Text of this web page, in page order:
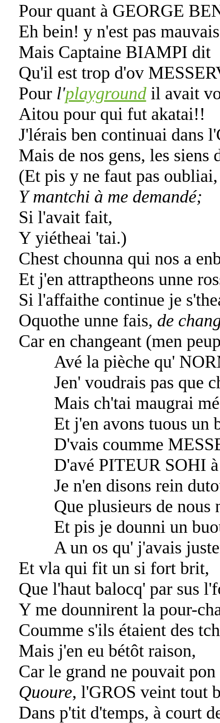
Pour quant à GEORGE
Eh bein! y n'est pas
Mais Captaine BIAMPI dit
Qu'il est trop d'ov
Pour l'playground il avait
Aitou pour qui fut akatai!!
J'lérais ben continuai dans
Mais de nos gens, les siens
(Et pis y ne faut pas oubliai,
Y mantchi à me demandé;
Si l'avait fait,
Y yiétheai 'tai.)
Chest chounna qui nos a
Et j'en attraptheons unne
Si l'affaithe continue je
Oquothe unne fais, de
Car en changeant (men
Avé la pièche qu'
Jen' voudrais pas que
Mais ch'tai maugrai mé
Et j'en avons tuous un
D'vais coumme
D'avé PITEUR SOHI à
Je n'en disons rein
Que plusieurs de nous
Et pis je dounni un
A un os qu' j'avais
Et vla qui fit un si fort brit,
Que l'haut balocq' par sus
Y me dounnirent la pour-
Coumme s'ils étaient des
Mais j'en eu bétôt raison,
Car le grand ne pouvait pon
Quoure, l'GROS veint tout
Dans p'tit d'temps, à court